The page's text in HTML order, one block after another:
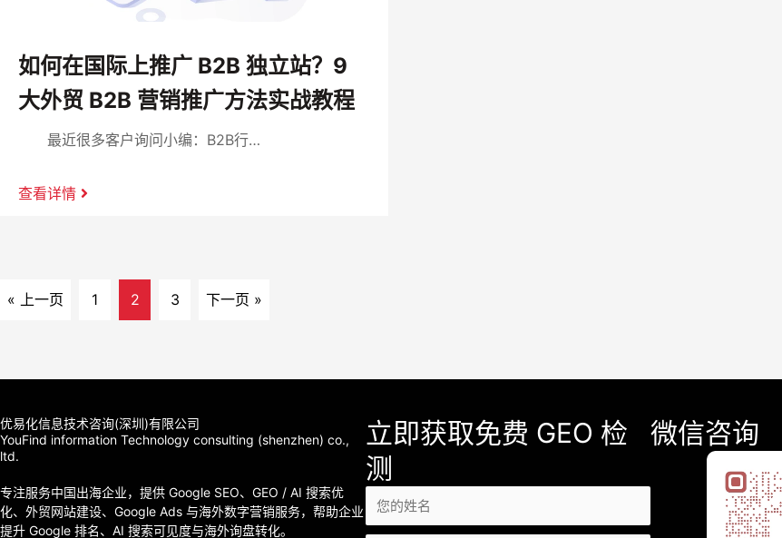
如何在国际上推广 B2B 独立站？9
大外贸 B2B 营销推广方法实战教程
最近很多客户询问小编：B2B行…
查看详情
« 上一页 1 2 3 下一页 »
优易化信息技术咨询(深圳)有限公司
YouFind information Technology consulting (shenzhen) co.,
ltd.
专注服务中国出海企业，提供 Google SEO、GEO / AI 搜索优
化、外贸网站建设、Google Ads 与海外数字营销服务，帮助企业
提升 Google 排名、AI 搜索可见度与海外询盘转化。
立即获取免费 GEO 检
测
微信咨询